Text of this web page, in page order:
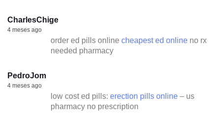
CharlesChige
4 meses ago
order ed pills online cheapest ed online no rx
needed pharmacy
PedroJom
4 meses ago
low cost ed pills: erection pills online – us
pharmacy no prescription